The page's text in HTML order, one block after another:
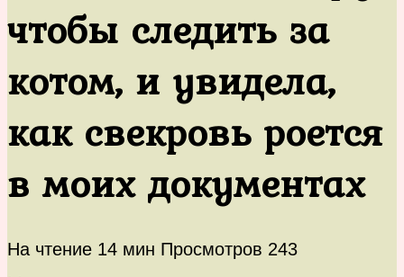
чтобы следить за
котом, и увидела,
как свекровь роется
в моих документах
На чтение 14 мин Просмотров 243